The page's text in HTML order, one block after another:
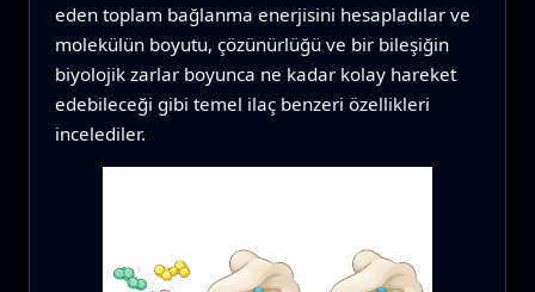
eden toplam bağlanma enerjisini hesapladılar ve
molekülün boyutu, çözünürlüğü ve bir bileşiğin
biyolojik zarlar boyunca ne kadar kolay hareket
edebileceği gibi temel ilaç benzeri özellikleri
incelediler.